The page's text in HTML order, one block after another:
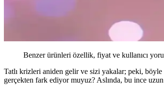
Benzer ürünleri özellik, fiyat ve kullanıcı
Tatlı krizleri aniden gelir ve sizi yakalar; peki, böyle
gerçekten fark ediyor muyuz? Aslında, bu ince uzun